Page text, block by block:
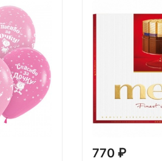
770 ₽